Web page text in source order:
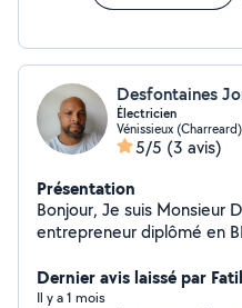
Desfontaines
Électricien
Vénissieux (Charreard)
5/5 (3 avis)
Présentation
Bonjour, Je suis Monsieur
entrepreneur diplômé en
JOELECT, une entreprise
la rénovation, la mise aux
Dernier avis laissé par
Il y a 1 mois